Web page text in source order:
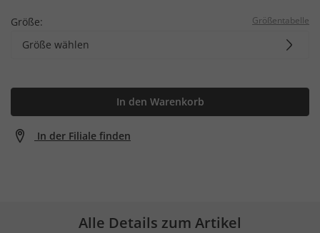
Größe: Größentabelle
Größe wählen
In den Warenkorb
In der Filiale finden
Alle Details zum Artikel